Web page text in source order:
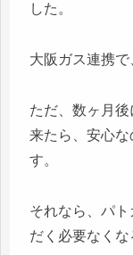
した。
大阪ガス連携で
ただ、数ヶ月
来たら、安心な
す。
それなら、パ
だく必要なくな